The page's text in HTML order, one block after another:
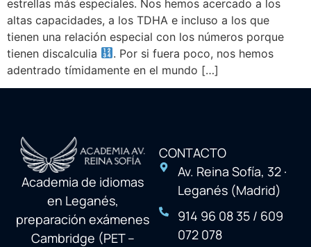
estrellas más especiales. Nos hemos acercado a los
altas capacidades, a los TDHA e incluso a los que
tienen una relación especial con los números porque
tienen discalculia
. Por si fuera poco, nos hemos
adentrado tímidamente en el mundo […]
Academia de idiomas
en Leganés,
preparación exámenes
Cambridge (PET –
CONTACTO
Av. Reina Sofía, 32 ·
Leganés (Madrid)
914 96 08 35 / 609
072 078